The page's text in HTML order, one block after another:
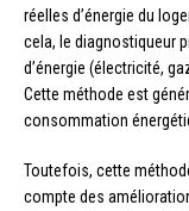
réelles d’énergie du
cela, le diagnostiqueur
d’énergie (électricité,
Cette méthode est
consommation
Toutefois, cette
compte des